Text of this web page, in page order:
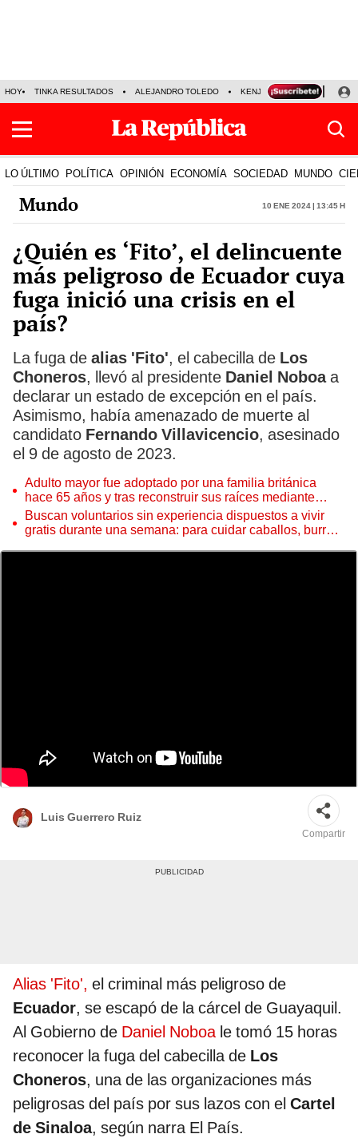
HOY TINKA RESULTADOS ALEJANDRO TOLEDO KENJI FUJIMORI
LO ÚLTIMO POLÍTICA OPINIÓN ECONOMÍA SOCIEDAD MUNDO
Mundo 10 Ene 2024 | 13:45 h
¿Quién es ‘Fito’, el delincuente
más peligroso de Ecuador cuya
fuga inició una crisis en el
país?
La fuga de alias 'Fito', el cabecilla de Los
Choneros, llevó al presidente Daniel Noboaa
declarar un estado de excepción en el país.
Asimismo, había amenazado de muerte al
candidato Fernando Villavicencio, asesinado
el 9 de agosto de 2023.
Adulto mayor fue adoptado por una familia británica
hace 65 años y tras reconstruir sus raíces mediante
ADN ocurre lo inesperado: “Fue como encontrar una
aguja en un pajar”
Buscan voluntarios sin experiencia dispuestos a vivir
gratis durante una semana: para cuidar caballos, burros
José Adolfo Macías Villamar es el nombre real de alias Fito, jefe de la banda
criminal los Choneros. Foto: composición LR/EFE
Luis Guerrero Ruiz
Compartir
Alias 'Fito', el criminal más peligroso de
Ecuador, se escapó de la cárcel de Guayaquil.
Al Gobierno de Daniel Noboa le tomó 15 horas
reconocer la fuga del cabecilla de Los
Choneros, una de las organizaciones más
peligrosas del país por sus lazos con el Cartel
de Sinaloa, según narra El País.